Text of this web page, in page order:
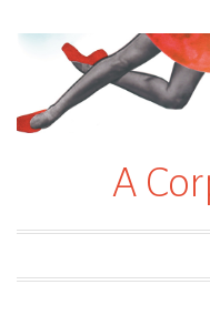
Accéder
contenu
principal
A